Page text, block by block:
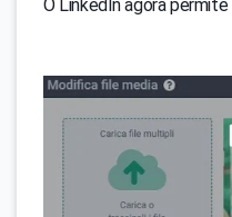
O LinkedIn agora